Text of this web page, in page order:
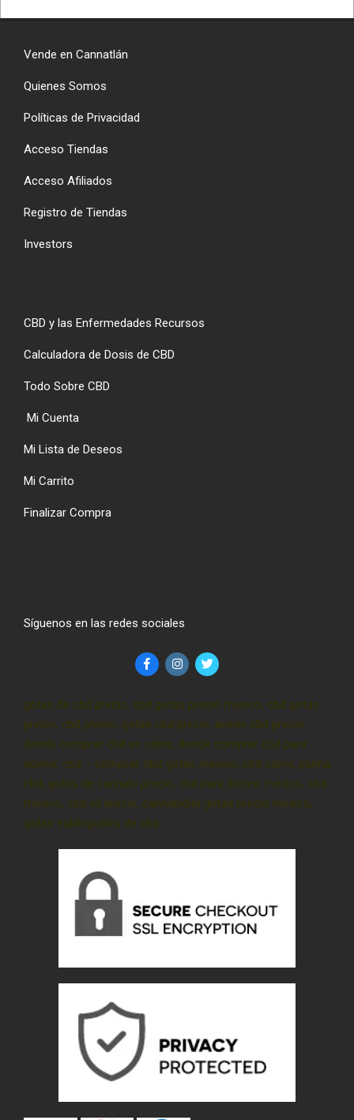
Vende en Cannatlán
Quienes Somos
Políticas de Privacidad
Acceso Tiendas
Acceso Afiliados
Registro de Tiendas
Investors
CBD y las Enfermedades Recursos
Calculadora de Dosis de CBD
Todo Sobre CBD
Mi Cuenta
Mi Lista de Deseos
Mi Carrito
Finalizar Compra
Síguenos en las redes sociales
gotas de cbd precio, cbd gotas precio méxico, cbd gotas
precio, cbd precio, gotas cbd precio, aceite cbd precio,
donde comprar cbd en cdmx, donde comprar cbd para
dormir, cbd – comprar, cbd gotas méxico, cbd cdmx, pluma
cbd, gotas de cannabi precio, cbd para dormir méxico, cbd
mexico, cbd oil precio, cannabidiol gotas precio méxico,
gotas sublinguales de cbd